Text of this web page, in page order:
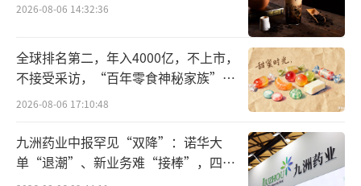
某OTA高管也曾对「市界」表示：携程对
全球旅游资源的整合能力，是对手们最难复制
的。2016年开始，梁建章便在收购游轮、旅行
社。“当时没人看得懂他的意图。但这些资
源，最终内化为了携程的供应链。他做时，你
看不清；等你看清时，他已经做完了。”
2026-08-06 14:32:36
全球排名第二，年入4000亿，不上市，
不接受采访，“百年零食神秘家族”浮
出水面？
2026-08-06 17:10:48
九洲药业中报罕见“双降”：诺华大
单“退潮”、新业务难“接棒”，四大
难关待闯